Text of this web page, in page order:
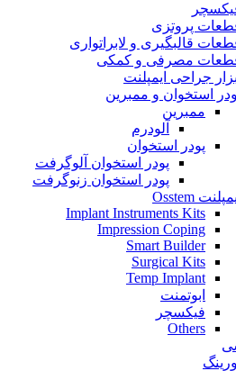
پروتزی
قالبگیری و لابراتواری
مصرفی و کمکی
ابزار جراحی ایمپلنت
استخوان و ممبرین
ممبرین
آلودرم
پودر استخوان
پودر استخوان آلوگرفت
پودر استخوان زنوگرفت
ایمپلنت Osstem
Implant Instruments Kits
Impression Coping
Smart Builder
Surgical Kits
Temp Implant
ابوتمنت
فیکسچر
Others
اورینگ